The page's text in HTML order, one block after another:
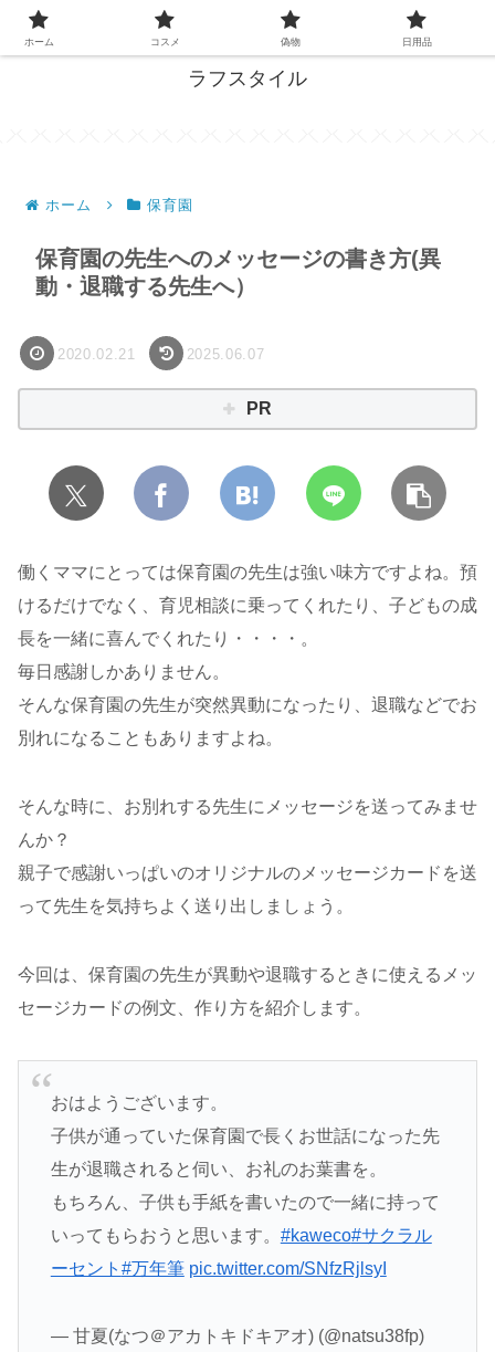
失敗しない買い物、ここで解決！
ラフスタイル
ホーム 保育園
保育園の先生へのメッセージの書き方(異
動・退職する先生へ）
2020.02.21 2025.06.07
PR
働くママにとっては保育園の先生は強い味方ですよね。預
けるだけでなく、育児相談に乗ってくれたり、子どもの成
長を一緒に喜んでくれたり・・・・。
毎日感謝しかありません。
そんな保育園の先生が突然異動になったり、退職などでお
別れになることもありますよね。
そんな時に、お別れする先生にメッセージを送ってみませ
んか？
親子で感謝いっぱいのオリジナルのメッセージカードを送
って先生を気持ちよく送り出しましょう。
今回は、保育園の先生が異動や退職するときに使えるメッ
セージカードの例文、作り方を紹介します。
おはようございます。
子供が通っていた保育園で長くお世話になった先
生が退職されると伺い、お礼のお葉書を。
もちろん、子供も手紙を書いたので一緒に持って
いってもらおうと思います。 #kaweco#サクラル
ーセント #万年筆 pic.twitter.com/SNfzRjlsyI
— 甘夏(なつ＠アカトキドキアオ) (@natsu38fp)
ホーム コスメ 偽物 日用品